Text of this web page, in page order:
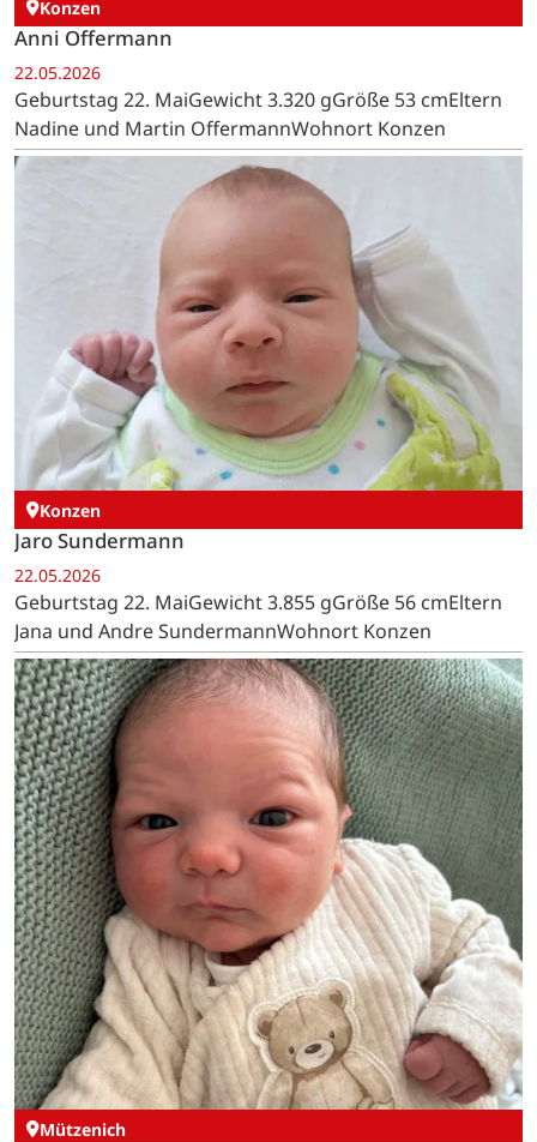
Konzen
Anni Offermann
22.05.2026
Geburtstag 22. MaiGewicht 3.320 gGröße 53 cmEltern
Nadine und Martin OffermannWohnort Konzen
Konzen
Jaro Sundermann
22.05.2026
Geburtstag 22. MaiGewicht 3.855 gGröße 56 cmEltern
Jana und Andre SundermannWohnort Konzen
Mützenich